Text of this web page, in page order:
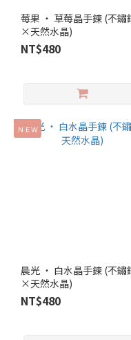
莓果 ‧ 草莓晶手鍊 (不鏽
×天然水晶)
NT$480
ＮＥＷ
晨光 ‧ 白水晶手鍊 (不鏽
×天然水晶)
NT$480